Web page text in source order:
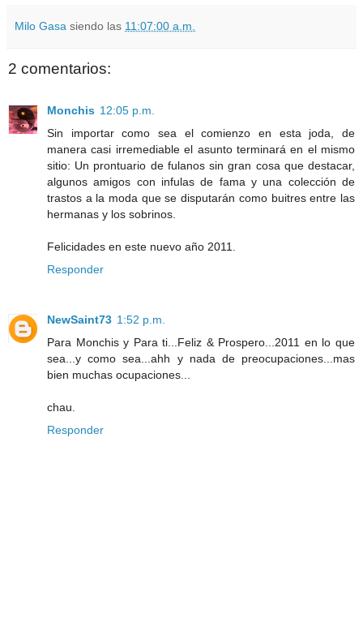
Milo Gasa siendo las 11:07:00 a.m.
2 comentarios:
Monchis 12:05 p.m.
Sin importar como sea el comienzo en esta joda, de
manera casi irremediable el asunto terminará en el mismo
sitio: Un prontuario de fulanos sin gran cosa que destacar,
algunos amigos con infulas de fama y una colección de
trastos a la moda que se disputarán como buitres entre las
hermanas y los sobrinos.
Felicidades en este nuevo año 2011.
Responder
NewSaint73 1:52 p.m.
Para Monchis y Para ti...Feliz & Prospero...2011 en lo que
sea...y como sea...ahh y nada de preocupaciones...mas
bien muchas ocupaciones...
chau.
Responder